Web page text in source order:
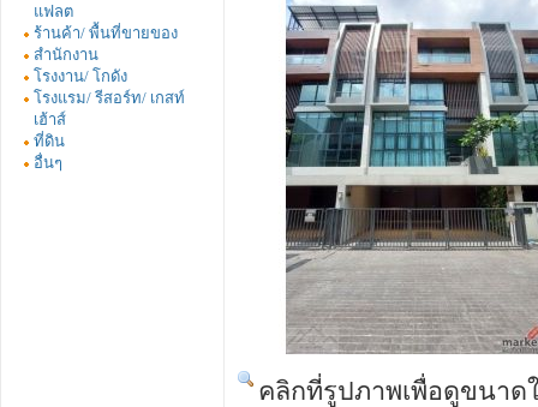
แฟลต
ร้านค้า/ พื้นที่ขายของ
สำนักงาน
โรงงาน/ โกดัง
โรงแรม/ รีสอร์ท/ เกสท์
เฮ้าส์
ที่ดิน
อื่นๆ
คลิกที่รูปภาพเพื่อดูขนาด